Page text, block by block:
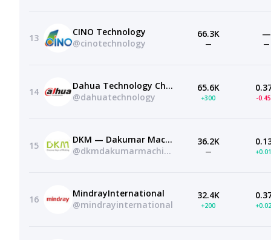
13
CINO Technology
@cinotechnology
66.3K
—
—
—
14
Dahua Technology Channel
@dahuatechnology
65.6K
+300 -
15
DKM — Dakumar Machinery
@dkmdakumarmachinery
36.2K
—
16
MindrayInternational
@mindrayinternational
32.4K
+200